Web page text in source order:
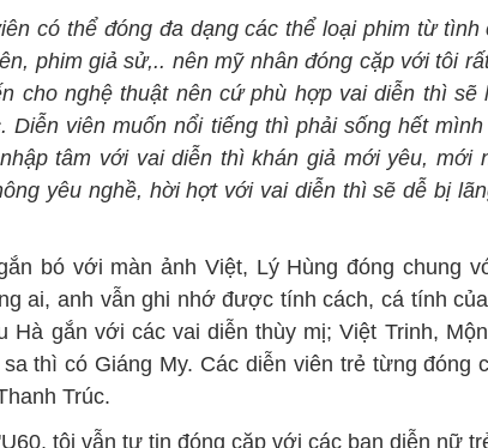
có thể đóng đa dạng các thể loại phim từ tình
phim giả sử,.. nên mỹ nhân đóng cặp với tôi
cho nghệ thuật nên cứ phù hợp vai diễn thì sẽ
Diễn viên muốn nổi tiếng thì phải sống hết
tâm với vai diễn thì khán giả mới yêu, mới
yêu nghề, hời hợt với vai diễn thì sẽ dễ bị
bó với màn ảnh Việt, Lý Hùng đóng chung
ai, anh vẫn ghi nhớ được tính cách, cá tính
Hà gắn với các vai diễn thùy mị; Việt Trinh,
thì có Giáng My. Các diễn viên trẻ từng đóng
Trúc.